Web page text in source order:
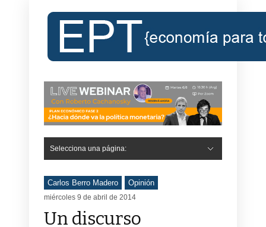
Selecciona una página:
Carlos Berro Madero Opinión
miércoles 9 de abril de 2014
Un discurso